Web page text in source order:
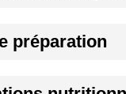
préparation